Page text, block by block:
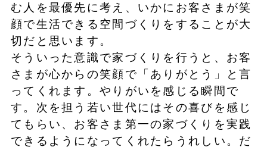
む人を最優先に考え、いかにお客さまが笑
顔で生活できる空間づくりをすることが大
切だと思います。
そういった意識で家づくりを行うと、お客
さまが心からの笑顔で「ありがとう」と言
ってくれます。やりがいを感じる瞬間で
す。次を担う若い世代にはその喜びを感じ
てもらい、お客さま第一の家づくりを実践
できるようになってくれたらうれしい。だ